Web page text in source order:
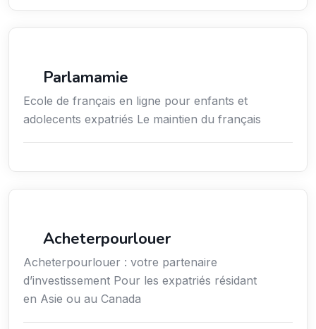
Parlamamie
Ecole de français en ligne pour enfants et
adolecents expatriés Le maintien du français
Acheterpourlouer
Acheterpourlouer : votre partenaire
d’investissement Pour les expatriés résidant
en Asie ou au Canada